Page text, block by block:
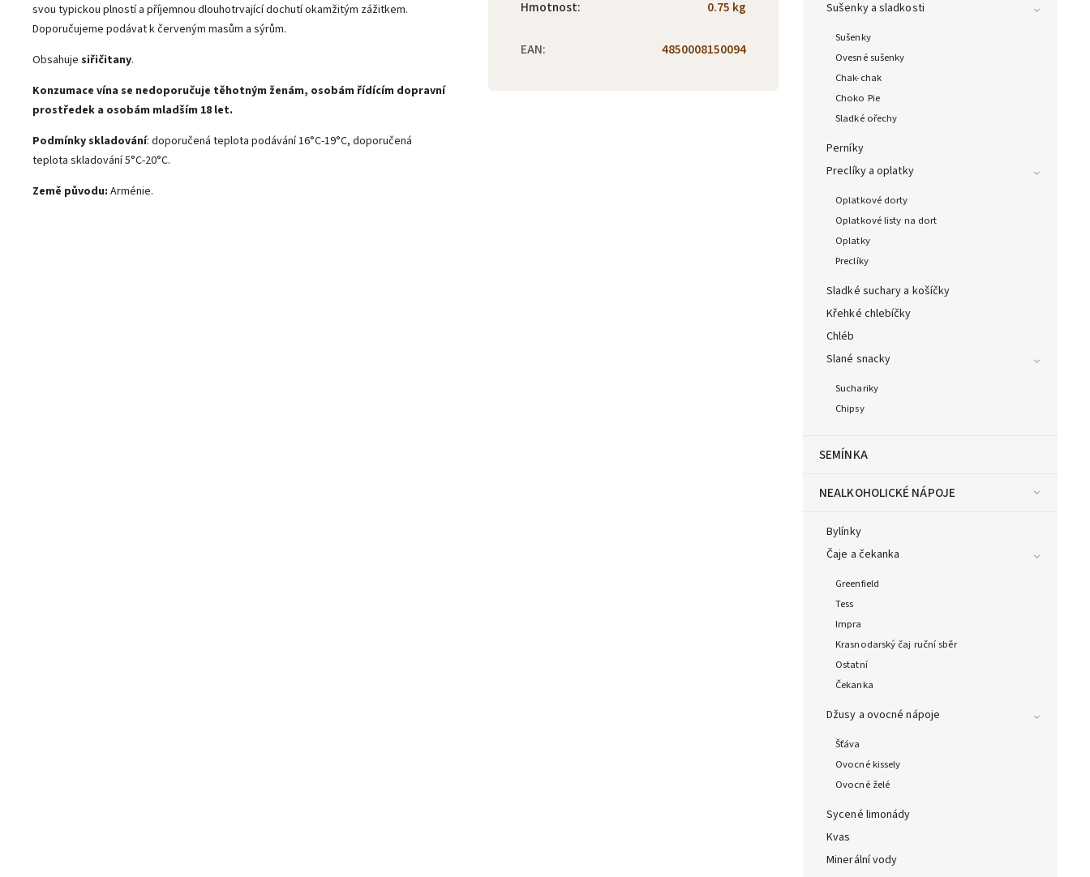
Sušenky a sladkosti
Sušenky
Ovesné sušenky
Chak-chak
Choko Pie
Sladké ořechy
Perníky
Preclíky a oplatky
Oplatkové dorty
Oplatkové listy na dort
Oplatky
Preclíky
Sladké suchary a košíčky
Křehké chlebíčky
Chléb
Slané snacky
Suchariky
Chipsy
SEMÍNKA
NEALKOHOLICKÉ NÁPOJE
Bylínky
Čaje a čekanka
Greenfield
Tess
Impra
Krasnodarský čaj ruční sběr
Ostatní
Čekanka
Džusy a ovocné nápoje
Šťáva
Ovocné kissely
Ovocné želé
Sycené limonády
Kvas
Minerální vody
svou typickou plností a příjemnou dlouhotrvající dochutí okamžitým zážitkem.
Doporučujeme podávat k červeným masům a sýrům.
Obsahuje siřičitany.
Konzumace vína se nedoporučuje těhotným ženám, osobám řídícím dopravní
prostředek a osobám mladším 18 let.
Podmínky skladování: doporučená teplota podávání 16°C-19°C, doporučená
teplota skladování 5°C-20°C.
Země původu: Arménie.
Hmotnost: 0.75 kg
EAN: 4850008150094